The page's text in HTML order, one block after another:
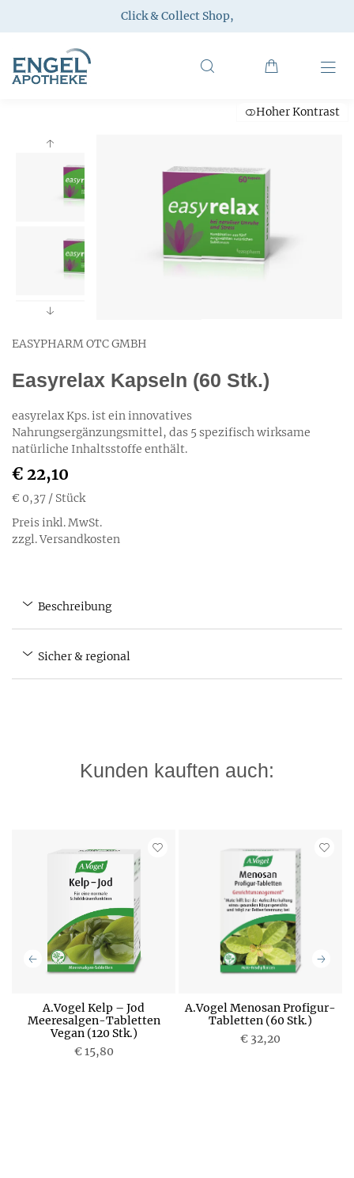
Click & Collect Shop,
Hoher Kontrast
EASYPHARM OTC GMBH
Easyrelax Kapseln (60 Stk.)
easyrelax Kps. ist ein innovatives
Nahrungsergänzungsmittel, das 5 spezifisch wirksame
natürliche Inhaltsstoffe enthält.
€ 22,10
€ 0,37 / Stück
Preis inkl. MwSt.
zzgl. Versandkosten
Beschreibung
Sicher & regional
Kunden kauften auch:
A.Vogel Kelp – Jod
Meeresalgen-Tabletten
Vegan (120 Stk.)
€ 15,80
A.Vogel Menosan Profigur-
Tabletten (60 Stk.)
€ 32,20
P